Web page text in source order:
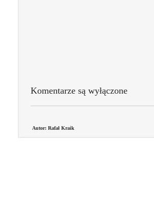
Komentarze są wyłączone
Autor: Rafał Kraik